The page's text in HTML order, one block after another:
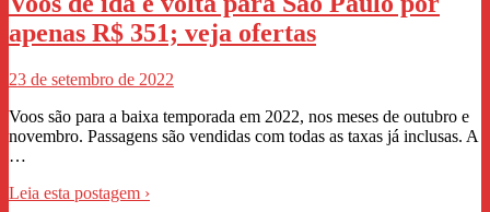
apenas R$ 351; veja ofertas
23 de setembro de 2022
Voos são para a baixa temporada em 2022, nos meses de outubro e
novembro. Passagens são vendidas com todas as taxas já inclusas. A
…
Leia esta postagem ›